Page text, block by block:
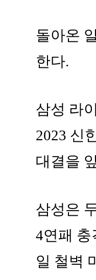
돌아온
한다.
삼성 라
2023 신
대결을
삼성은
4연패 충
일 철벽